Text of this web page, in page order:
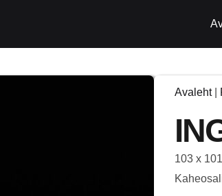
Avaleht
103 x